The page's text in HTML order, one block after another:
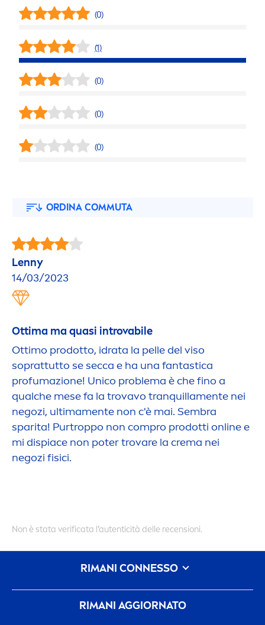
(0)
(1)
(0)
(0)
(0)
ORDINA COMMUTA
Lenny
14/03/2023
Ottima ma quasi introvabile
Ottimo prodotto, idrata la pelle del viso
soprattutto se secca e ha una fantastica
profumazione! Unico problema è che fino a
qualche mese fa la trovavo tranquillamente nei
negozi, ultimamente non c'è mai. Sembra
sparita! Purtroppo non compro prodotti online e
mi dispiace non poter trovare la crema nei
negozi fisici.
Non è stata verificata l’autenticità delle recensioni.
RIMANI AGGIORNATO
RIMANI CONNESSO